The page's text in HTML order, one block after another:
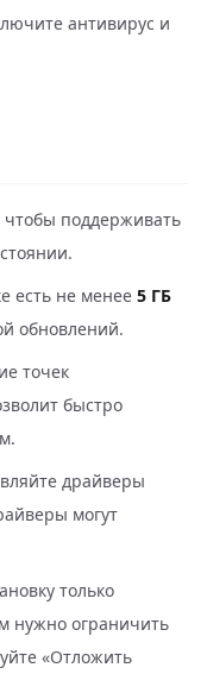
антивирус и
чтобы поддерживать
есть не менее 5 ГБ
обновлений.
точек
быстро
драйверы
могут
только
нужно ограничить
«Отложить